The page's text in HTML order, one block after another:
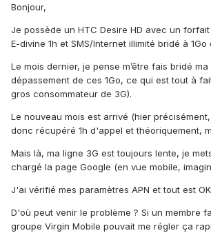
Bonjour,
Je possède un HTC Desire HD avec un
E-divine 1h et SMS/Internet illimité bridé à 1Go
Le mois dernier, je pense m’être fais bridé
dépassement de ces 1Go, ce qui est tout à
gros consommateur de 3G).
Le nouveau mois est arrivé (hier précisément,
donc récupéré 1h d'appel et théoriquement,
Mais là, ma ligne 3G est toujours lente, je
chargé la page Google (en vue mobile,
J'ai vérifié mes paramètres APN et tout est
D'où peut venir le problème ? Si un membre
groupe Virgin Mobile pouvait me régler ça